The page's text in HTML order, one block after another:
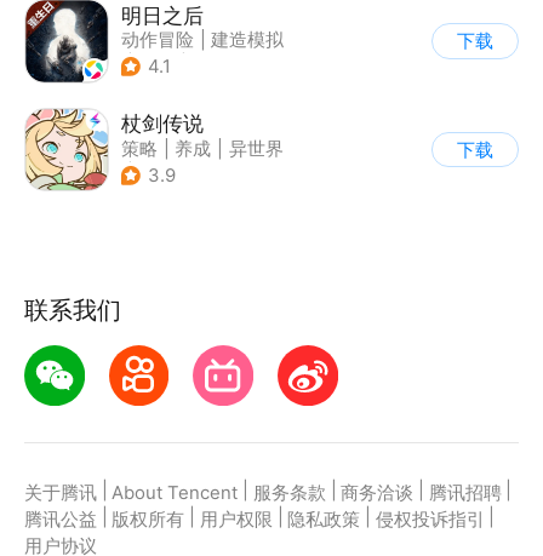
明日之后
动作冒险
建造模拟
| 丧尸
4.1
下载
杖剑传说
策略 养成
异世界
| 二次元
3.9
下载
联系我们
关于腾讯 About Tencent 服务条款 商务洽谈 腾讯招聘
腾讯公益
版权所有 用户权限 隐私政策 侵权投诉指引
用户协议